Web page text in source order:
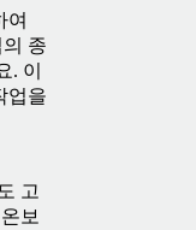
여
종
. 이
업을
고
보